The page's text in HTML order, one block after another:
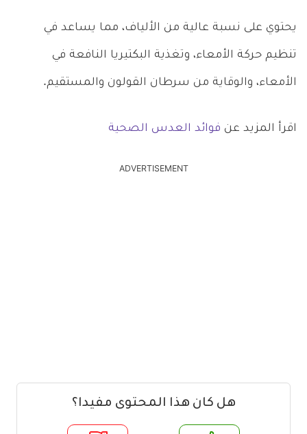
يحتوي على نسبة عالية من الألياف، مما يساعد في
تنظيم حركة الأمعاء، وتغذية البكتيريا النافعة في
الأمعاء، والوقاية من سرطان القولون والمستقيم.
اقرأ المزيد عن فوائد العدس الصحية
ADVERTISEMENT
هل كان هذا المحتوى مفيدا؟